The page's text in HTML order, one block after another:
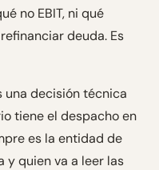
no EBIT, ni qué
deuda. Es
una decisión técnica
tiene el despacho en
es la entidad de
y quien va a leer las